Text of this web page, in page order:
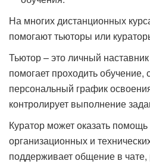
На многих дистанционных
помогают тьюторы или
Тьютор – это личный
помогает проходить обучение,
персональный график
контролирует выполнение
Куратор может оказать
организационных и
поддерживает общение в